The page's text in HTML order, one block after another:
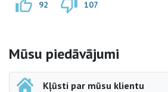
92 107
Sāna navigācija
Mūsu piedāvājumi
Kļūsti par mūsu klientu